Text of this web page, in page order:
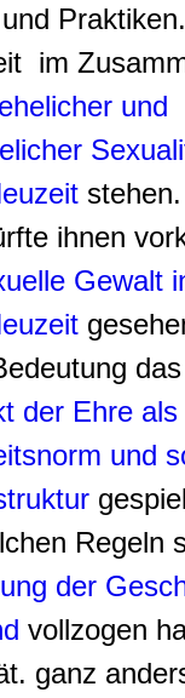
Praktiken.
im
und
stehen.
ihnen
Gewalt
das
der Ehre als
und
Regeln
der
vollzogen
ganz